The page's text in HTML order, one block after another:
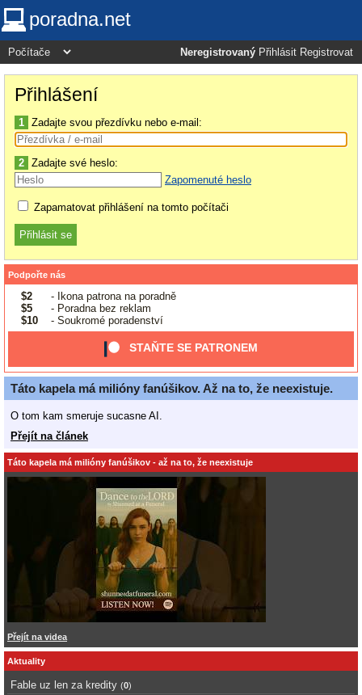
poradna.net
Neregistrovaný Přihlásit Registrovat
Přihlášení
1 Zadajte svou přezdívku nebo e-mail:
2 Zadajte své heslo:
Zapomenuté heslo
Zapamatovat přihlášení na tomto počítači
Podpořte nás
$2
- Ikona patrona na poradně
$5
- Poradna bez reklam
$10
- Soukromé poradenství
STAŇTE SE PATRONEM
Táto kapela má milióny fanúšikov. Až na to, že neexistuje.
O tom kam smeruje sucasne AI.
Přejít na článek
Táto kapela má milióny fanúšikov - až na to, že neexistuje
Přejít na videa
Aktuality
Fable uz len za kredity (0)